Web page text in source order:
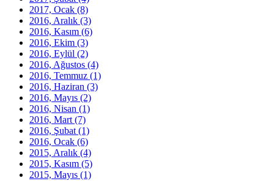
2017, Ocak (8)
2016, Aralık (3)
2016, Kasım (6)
2016, Ekim (3)
2016, Eylül (2)
2016, Ağustos (4)
2016, Temmuz (1)
2016, Haziran (3)
2016, Mayıs (2)
2016, Nisan (1)
2016, Mart (7)
2016, Şubat (1)
2016, Ocak (6)
2015, Aralık (4)
2015, Kasım (5)
2015, Mayıs (1)